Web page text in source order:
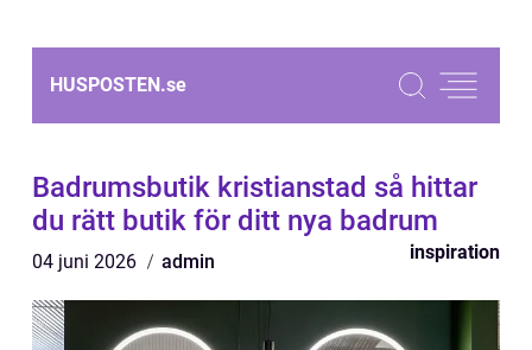
HUSPOSTEN.se
Badrumsbutik kristianstad så hittar
du rätt butik för ditt nya badrum
04 juni 2026 admin inspiration